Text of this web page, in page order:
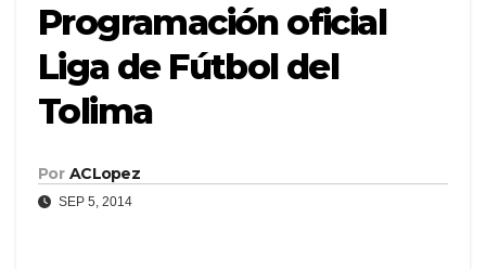
Programación oficial
Liga de Fútbol del
Tolima
Por ACLopez
SEP 5, 2014